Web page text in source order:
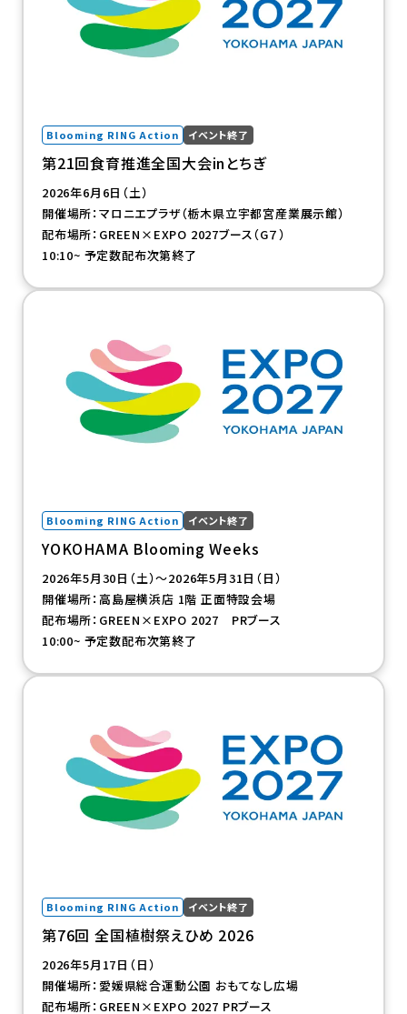
Blooming RING Action イベント終了
第21回食育推進全国大会inとちぎ
2026年6月6日（土）
開催場所：マロニエプラザ（栃木県立宇都宮産業展示館）
配布場所：GREEN×EXPO 2027ブース（G７）
10:10~ 予定数配布次第終了
Blooming RING Action イベント終了
YOKOHAMA Blooming Weeks
2026年5月30日（土）～2026年5月31日（日）
開催場所：高島屋横浜店 1階 正面特設会場
配布場所：GREEN×EXPO 2027 PRブース
10:00~ 予定数配布次第終了
（新規タブで開きます）
Blooming RING Action イベント終了
第76回 全国植樹祭えひめ 2026
2026年5月17日（日）
開催場所：愛媛県総合運動公園 おもてなし広場
配布場所：GREEN×EXPO 2027 PRブース
（新規タブで開きます）